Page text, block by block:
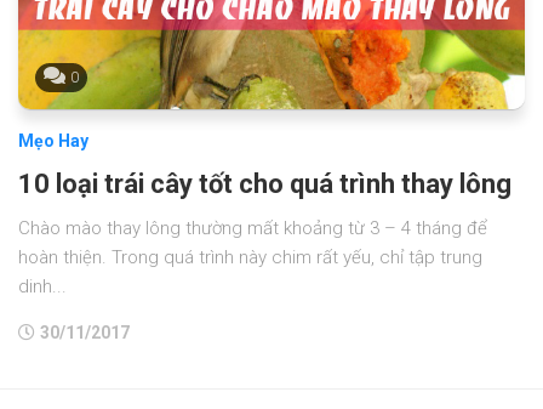
0
Mẹo Hay
10 loại trái cây tốt cho quá trình thay lông
Chào mào thay lông thường mất khoảng từ 3 – 4 tháng để
hoàn thiện. Trong quá trình này chim rất yếu, chỉ tập trung
dinh...
30/11/2017